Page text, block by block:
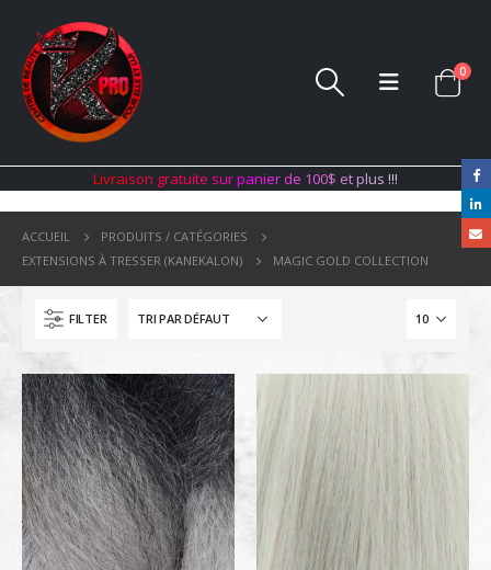
0
Livraison gratuite surpanier de 100$ etplus !!!
ACCUEIL
PRODUITS / CATÉGORIES
EXTENSIONS À TRESSER (KANEKALON)
MAGIC GOLD COLLECTION
FILTER